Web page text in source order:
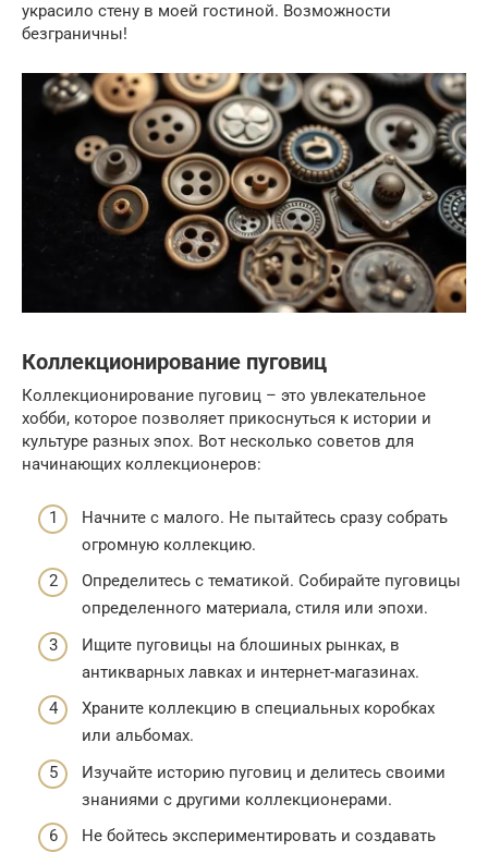
украсило стену в моей гостиной. Возможности
безграничны!
Коллекционирование пуговиц
Коллекционирование пуговиц – это увлекательное
хобби, которое позволяет прикоснуться к истории и
культуре разных эпох. Вот несколько советов для
начинающих коллекционеров:
Начните с малого. Не пытайтесь сразу собрать
огромную коллекцию.
Определитесь с тематикой. Собирайте пуговицы
определенного материала, стиля или эпохи.
Ищите пуговицы на блошиных рынках, в
антикварных лавках и интернет-магазинах.
Храните коллекцию в специальных коробках
или альбомах.
Изучайте историю пуговиц и делитесь своими
знаниями с другими коллекционерами.
Не бойтесь экспериментировать и создавать